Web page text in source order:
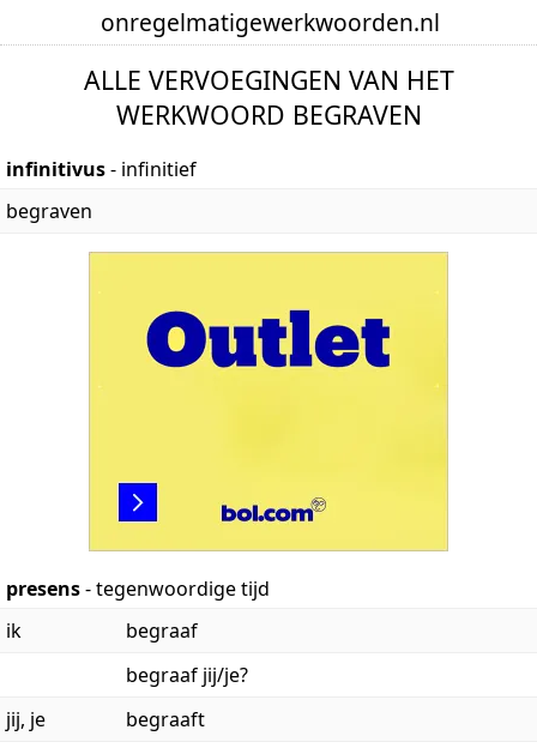
onregelmatigewerkwoorden.nl
ALLE VERVOEGINGEN VAN HET
WERKWOORD BEGRAVEN
infinitivus- infinitief
begraven
presens- tegenwoordige tijd
ik
begraaf
begraaf jij/je?
jij, je
begraaft